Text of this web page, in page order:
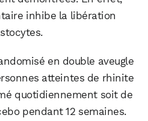
inhibe la libération
en double aveugle
atteintes de rhinite
quotidiennement soit de
pendant 12 semaines.